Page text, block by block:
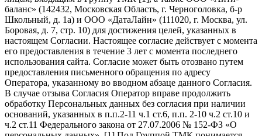
баланс» (142432, Московская Область, г. Черноголовка, б-р
Школьный, д. 1а) и ООО «ДатаЛайн» (111020, г. Москва, ул.
Боровая, д. 7, стр. 10) для достижения целей, указанных в
настоящем Согласии. Настоящее согласие действует с момента
его предоставления в течение 3 лет с момента последнего
использования сайта. Согласие может быть отозвано путем
предоставления письменного обращения по адресу
Оператора, указанному во вводном абзаце данного Согласия.
В случае отзыва Согласия Оператор вправе продолжить
обработку Персональных данных без согласия при наличии
оснований, указанных в п.п.2-11 ч.1 ст.6, п.п. 2-10 ч.2 ст.10 и
ч.2 ст.11 Федерального закона от 27.07.2006 № 152-ФЗ «О